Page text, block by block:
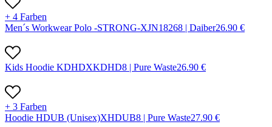
+ 4 Farben
Men´s Workwear Polo -STRONG-XJN18268 | Daiber26.90 €
Kids Hoodie KDHDXKDHD8 | Pure Waste26.90 €
+ 3 Farben
Hoodie HDUB (Unisex)XHDUB8 | Pure Waste27.90 €